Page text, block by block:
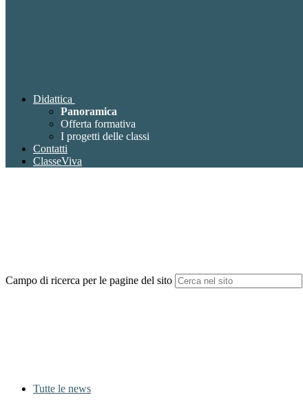
Didattica
Panoramica
Offerta formativa
I progetti delle classi
Contatti
ClasseViva
Campo di ricerca per le pagine del sito
Tutte le news